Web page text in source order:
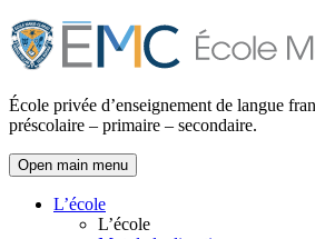
École privée d’enseignement de langue
préscolaire – primaire – secondaire.
Open main menu
L’école
L’école